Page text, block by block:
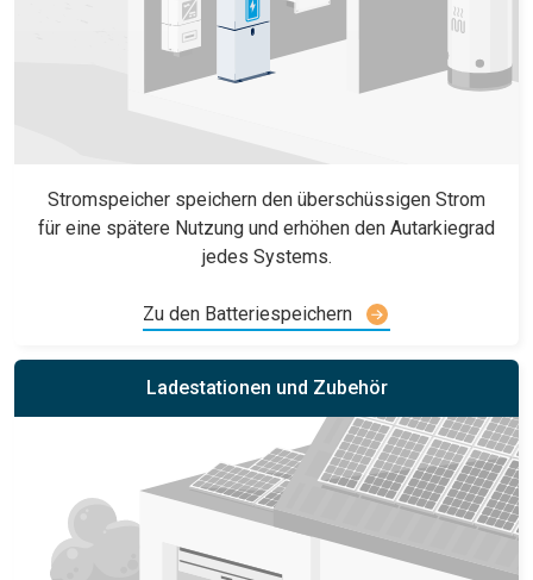
Stromspeicher speichern den überschüssigen Strom
für eine spätere Nutzung und erhöhen den Autarkiegrad
jedes Systems.
Zu den Batteriespeichern
Ladestationen und Zubehör